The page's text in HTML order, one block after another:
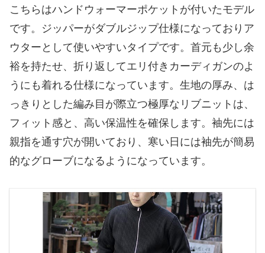
こちらはハンドウォーマーポケットが付いたモデル
です。ジッパーがダブルジップ仕様になっておりア
ウターとして使いやすいタイプです。首元も少し余
裕を持たせ、折り返してエリ付きカーディガンのよ
うにも着れる仕様になっています。生地の厚み、は
っきりとした編み目が際立つ極厚なリブニットは、
フィット感と、高い保温性を確保します。袖先には
親指を通す穴が開いており、寒い日には袖先が簡易
的なグローブになるようになっています。